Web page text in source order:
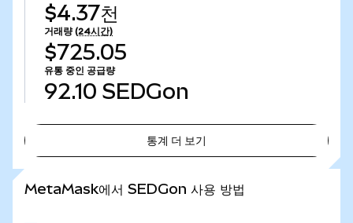
$4.37천
거래량 (24시간)
$725.05
유통 중인 공급량
92.10 SEDGon
통계 더 보기
MetaMask에서 SEDGon 사용 방법